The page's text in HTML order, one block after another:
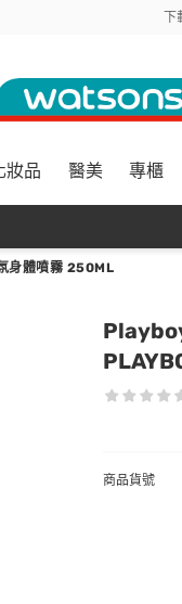
下
妝品 醫美 專櫃
身體噴霧 250ML
商品貨號